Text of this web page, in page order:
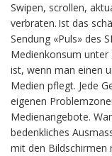
Swipen, scrollen,
verbraten. Ist das
Sendung «Puls» des
Medienkonsum
ist, wenn man einen
Medien pflegt. Jede
eigenen
Medienangebote.
bedenkliches
mit den Bildschirmen